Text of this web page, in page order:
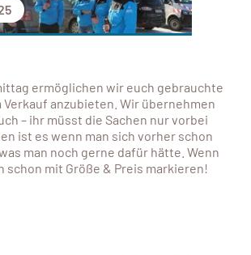
ermöglichen wir euch gebrauchte
anzubieten. Wir übernehmen
– ihr müsst die Sachen nur vorbei
ist es wenn man sich vorher schon
man noch gerne dafür hätte. Wenn
schon mit Größe & Preis markieren!